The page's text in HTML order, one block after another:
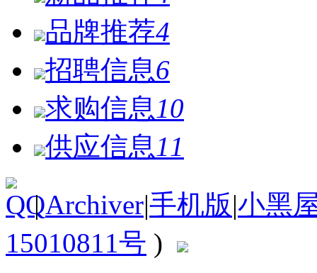
品牌推荐4
招聘信息6
求购信息 10
供应信息 11
| Archiver|手机版|小黑
15010811号 )